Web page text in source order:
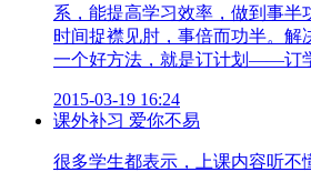
系，能提高学习效率，做到事半
时间捉襟见肘，事倍而功半。解
一个好方法，就是订计划——订
2015-03-19 16:24
课外补习 爱你不易
很多学生都表示，上课内容听不